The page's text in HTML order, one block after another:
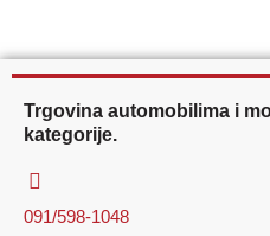
Trgovina automobilima i
kategorije.
091/598-1048